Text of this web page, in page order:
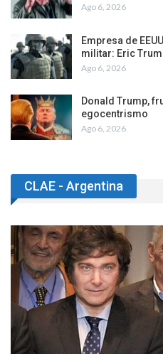
Ago 6, 2026
Empresa de
militar: Eric
Ago 6, 2026
Donald Trump,
egocentrismo
Ago 6, 2026
CLAE - Argentina